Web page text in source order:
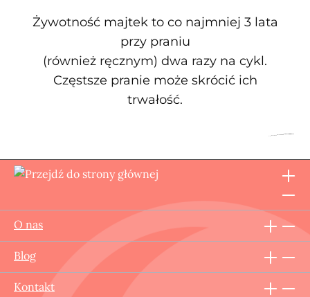
Żywotność majtek to co najmniej 3 lata
przy praniu
(również ręcznym) dwa razy na cykl.
Częstsze pranie może skrócić ich
trwałość.
O nas
Blog
Kontakt